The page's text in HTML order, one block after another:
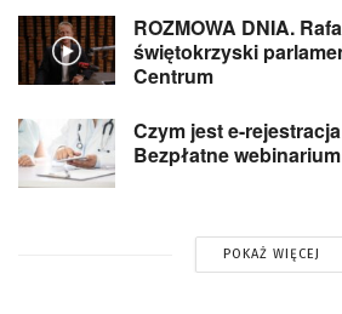
ROZMOWA DNIA.
świętokrzyski
Centrum
Czym jest e-
Bezpłatne
POKAŻ WIĘCEJ